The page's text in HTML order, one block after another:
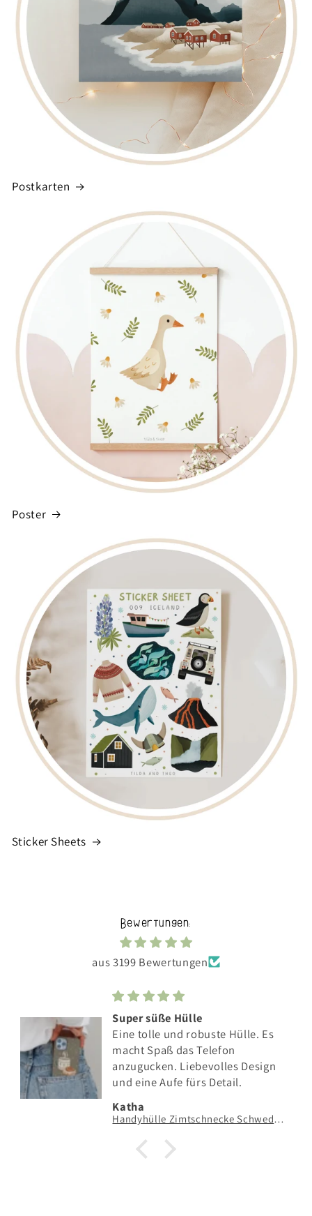
Postkarten
Poster
Sticker Sheets
Bewertungen:
aus 3199 Bewertungen
Super süße Hülle
Eine tolle und robuste Hülle. Es
macht Spaß das Telefon
anzugucken. Liebevolles Design
und eine Aufe fürs Detail.
Katha
Handyhülle Zimtschnecke Schweden Hygge - Hard Case Hülle Geschenk Skandinavien Kanelbulle grün